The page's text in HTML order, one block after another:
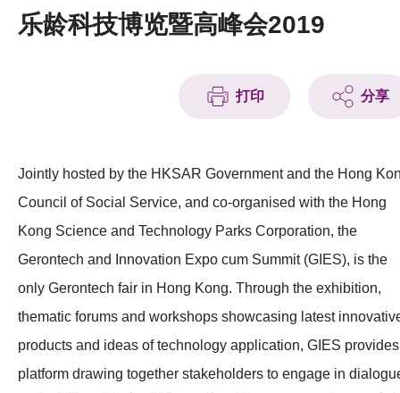
科技分享
会籍
乐龄科技博览暨高峰会2019
打印 分享
Jointly hosted by the HKSAR Government and the Hong
Council of Social Service, and co-organised with the Hong
Kong Science and Technology Parks Corporation, the
Gerontech and Innovation Expo cum Summit (GIES), is the
only Gerontech fair in Hong Kong. Through the exhibition,
thematic forums and workshops showcasing latest
products and ideas of technology application, GIES
platform drawing together stakeholders to engage in